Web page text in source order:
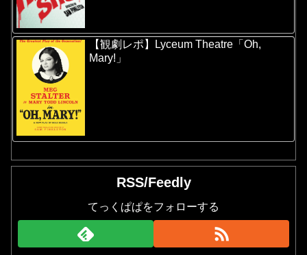
【観劇レポ】Lyceum Theatre「Oh,
Mary!」
RSS/Feedly
てっくぱぱをフォローする